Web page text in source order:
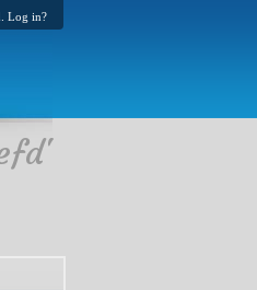
Log in?